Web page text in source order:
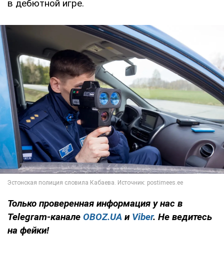
в дебютной игре.
Только проверенная информация у нас в
Telegram-канале OBOZ.UA и Viber. Не ведитесь
на фейки!